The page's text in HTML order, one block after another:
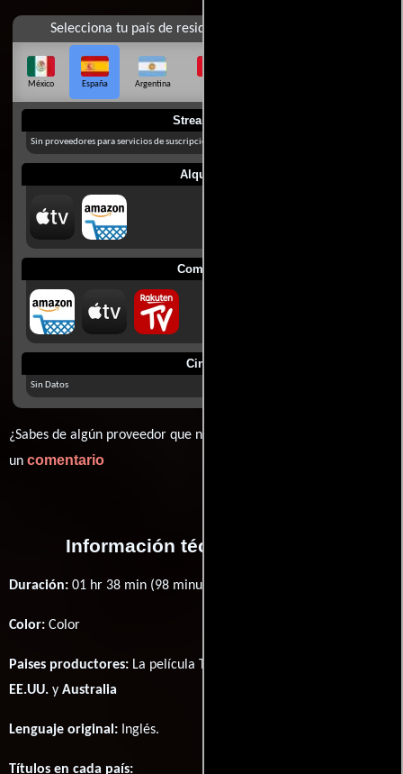
Selecciona tu país de residencia
México España Argentina
Streaming
Sin proveedores para servicios de suscripción en España
Alquilar
Comprar
Cines
Sin Datos
¿Sabes de algún proveedor que no estamos mostrando? déjanos
un comentario
Información técnica y general
Duración: 01 hr 38 min (98 minutos) .
Color: Color
Paises productores: La película Three to Tango fué producida en
EE.UU. y Australia
Lenguaje original: Inglés.
Títulos en cada país: